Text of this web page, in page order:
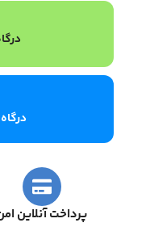
پرداخت آنلاین